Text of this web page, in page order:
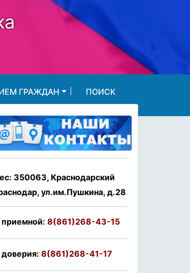
ГРАЖДАН ПОИСК
350063, Краснодарский
ул.им.Пушкина, д.28
приемной: 8(861)268-43-15
8(861)268-41-17